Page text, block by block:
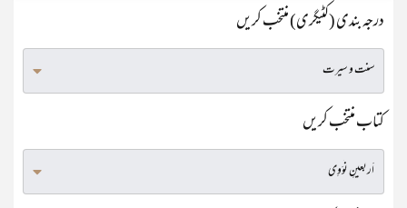
درجہ بندی (کٹیگری) منتخب کریں
کتاب منتخب کریں